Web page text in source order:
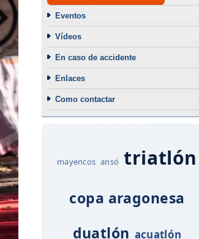
Eventos
Vídeos
En caso de accidente
Enlaces
Como contactar
mayencos ansó triatlón
copa aragonesa
duatlón acuatlón